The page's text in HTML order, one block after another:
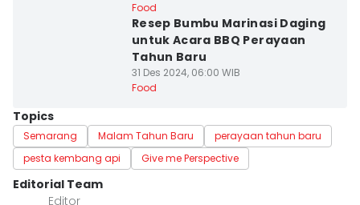
Food
Resep Bumbu Marinasi Daging
untuk Acara BBQ Perayaan
Tahun Baru
31 Des 2024, 06:00 WIB
Food
Topics
Semarang Malam Tahun Baru
perayaan tahun baru
pesta kembang api
Give me Perspective
Editorial Team
Editor